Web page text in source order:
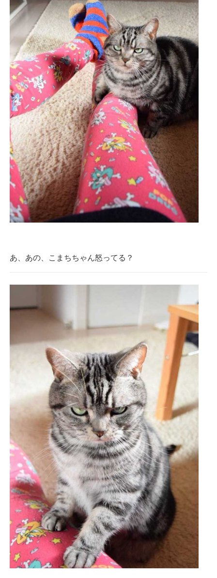
製造業のIT導入・活用を支援
モノづくり技術者専門サイト
エレクトロニクス専門サイト
電子設計の基本と応用
エネルギーの専門メディア
建設×テクノロジーの最前線
ちょっと気になるネットの話題
あ、あの、こまちちゃん怒ってる？